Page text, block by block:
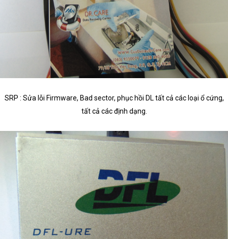
SRP : Sửa lỗi Firmware, Bad sector, phục hồi DL tất cả các loại ổ cứng,
tất cả các định dạng.